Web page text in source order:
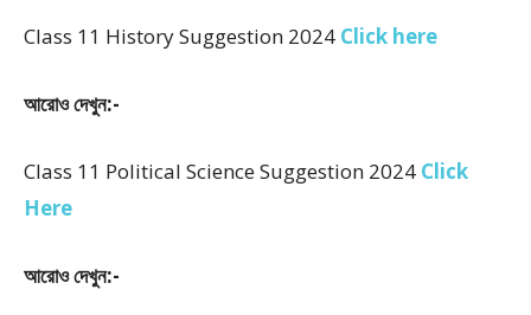
Class 11 History Suggestion 2024 Click here
আরোও দেখুন:-
Class 11 Political Science Suggestion 2024 Click
Here
আরোও দেখুন:-